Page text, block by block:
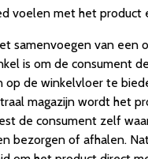
voelen met het product
samenvoegen van een
is om de consument
op de winkelvloer te
magazijn wordt het
de consument zelf
bezorgen of afhalen.